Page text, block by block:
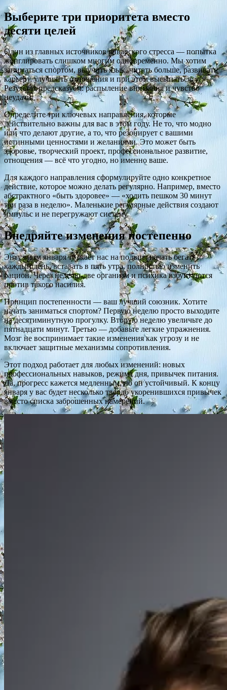
Выберите три приоритета вместо
десяти целей
Один из главных источников январского стресса — попытка
жонглировать слишком многим одновременно. Мы хотим
заниматься спортом, выучить язык, читать больше, развивать
карьеру, улучшить отношения и при этом высыпаться.
Результат предсказуем: распыление внимания и чувство
неудачи.
Определите три ключевых направления, которые
действительно важны для вас в этом году. Не то, что модно
или что делают другие, а то, что резонирует с вашими
истинными ценностями и желаниями. Это может быть
здоровье, творческий проект, профессиональное развитие,
отношения — всё что угодно, но именно ваше.
Для каждого направления сформулируйте одно конкретное
действие, которое можно делать регулярно. Например, вместо
абстрактного «быть здоровее» — «ходить пешком 30 минут
три раза в неделю». Маленькие регулярные действия создают
импульс и не перегружают систему.
Внедряйте изменения постепенно
Энтузиазм января толкает нас на подвиг: начать бегать
каждый день, вставать в пять утра, полностью изменить
рацион. Через неделю-две организм и психика взбунтуются
против такого насилия.
Принцип постепенности — ваш лучший союзник. Хотите
начать заниматься спортом? Первую неделю просто выходите
на десятиминутную прогулку. Вторую неделю увеличьте до
пятнадцати минут. Третью — добавьте легкие упражнения.
Мозг не воспринимает такие изменения как угрозу и не
включает защитные механизмы сопротивления.
Этот подход работает для любых изменений: новых
профессиональных навыков, режима дня, привычек питания.
Да, прогресс кажется медленным, но он устойчивый. К концу
января у вас будет несколько твердо укоренившихся привычек
вместо списка заброшенных намерений.